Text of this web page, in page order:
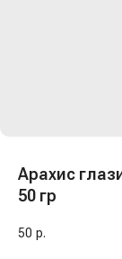
Арахис
50 гр
50 р.